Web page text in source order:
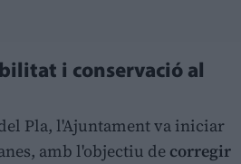
i conservació al
Pla, l'Ajuntament va iniciar
amb l'objectiu de corregir